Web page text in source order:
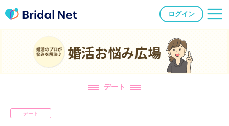
ログイン
婚活お悩み広場
デート
デート